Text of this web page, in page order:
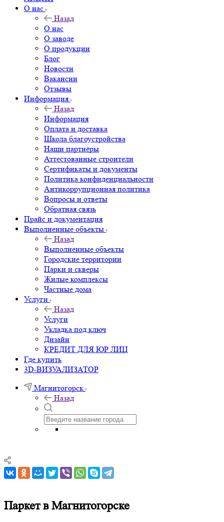
О нас
Назад
О нас
О заводе
О продукции
Блог
Новости
Вакансии
Отзывы
Информация
Назад
Информация
Оплата и доставка
Школа благоустройства
Наши партнёры
Аттестованные строители
Сертификаты и документы
Политика конфиденциальности
Антикоррупционная политика
Вопросы и ответы
Обратная связь
Прайс и документация
Выполненные объекты
Назад
Выполненные объекты
Городские территории
Парки и скверы
Жилые комплексы
Частные дома
Услуги
Назад
Услуги
Укладка под ключ
Дизайн
КРЕДИТ ДЛЯ ЮР ЛИЦ
Где купить
3D-ВИЗУАЛИЗАТОР
Магнитогорск
Назад
Паркет в Магнитогорске